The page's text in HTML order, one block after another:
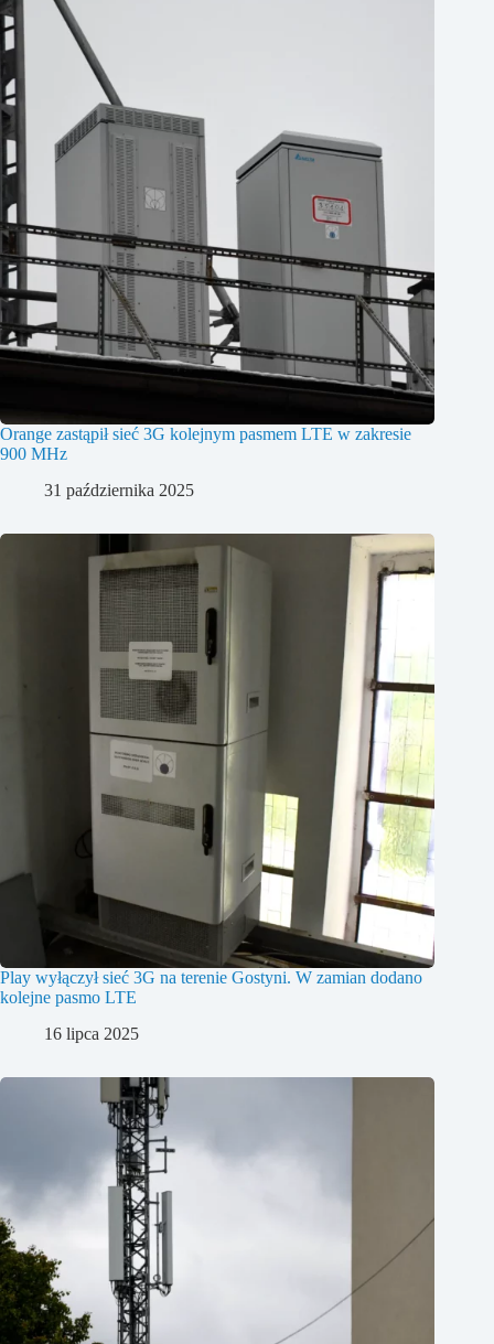
Orange zastąpił sieć 3G kolejnym pasmem LTE w zakresie
900 MHz
31 października 2025
Play wyłączył sieć 3G na terenie Gostyni. W zamian dodano
kolejne pasmo LTE
16 lipca 2025